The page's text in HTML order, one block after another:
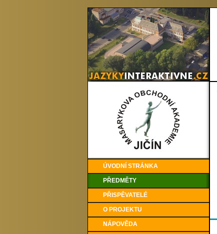
ÚVODNÍ STRÁNKA
PŘEDMĚTY
PŘISPĚVATELÉ
O PROJEKTU
NÁPOVĚDA